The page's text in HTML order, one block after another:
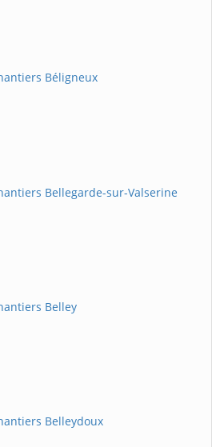
Béligneux
Bellegarde-sur-Valserine
Belley
Belleydoux